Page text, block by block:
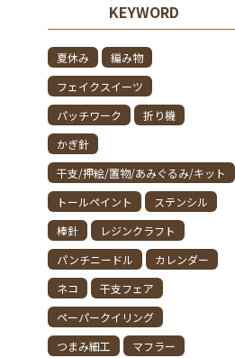
KEYWORD
夏休み
編み物
フェイクスイーツ
パッチワーク
折り機
かぎ針
干支/押絵/置物/あみぐるみ/キット
トールペイント
ステンシル
棒針
レジンクラフト
パンチニードル
カレンダー
ネコ
干支フェア
ペーパークイリング
つまみ細工
マフラー